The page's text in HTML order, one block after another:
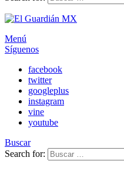
Menú
Síguenos
facebook
twitter
googleplus
instagram
vine
youtube
Buscar
Search for: